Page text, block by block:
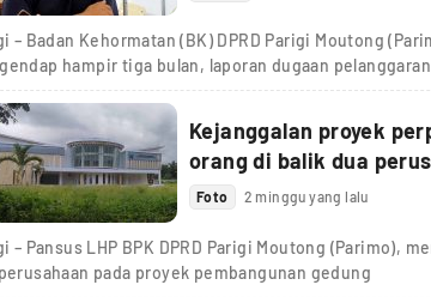
– Badan Kehormatan (BK) DPRD Parigi Moutong
hampir tiga bulan, laporan dugaan pelanggaran
Kejanggalan proyek
orang di balik dua
Foto 2 minggu yang lalu
– Pansus LHP BPK DPRD Parigi Moutong (Parimo),
pada proyek pembangunan gedung